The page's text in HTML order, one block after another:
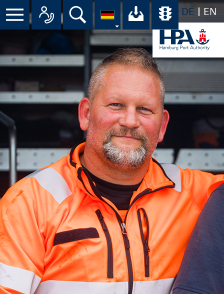
DE EN
Menü Alle Ansprechpartner im
Suche Ihr Download-